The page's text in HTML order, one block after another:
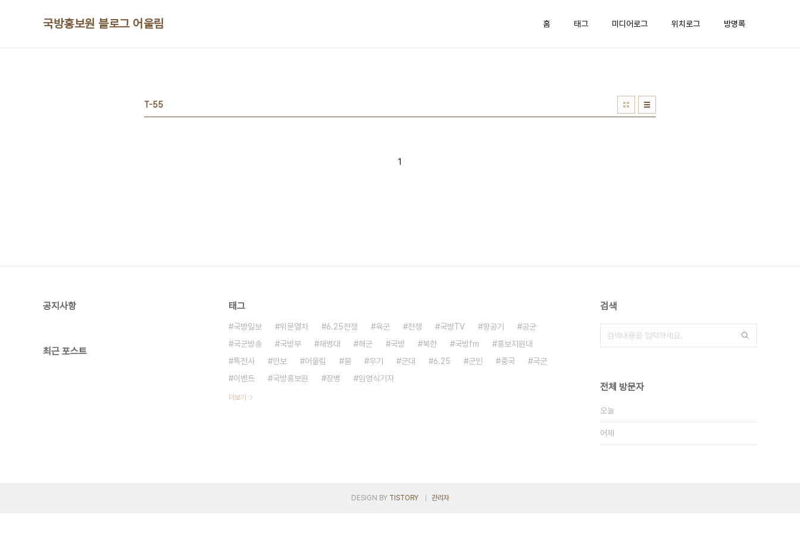
국방홍보원 블로그 어울림 홈 태그 미디어로그 위치로그 방명록
T-55
1
공지사항
최근 포스트
태그
국방일보 위문열차 6.25전쟁 육군 전쟁 국방TV 항공기
공군
국군방송
국방부 해병대 해군 국방 북한 국방fm
홍보지원대
특전사
안보 어울림 붐 무기 군대 6.25 군인 중국
국군
이벤트
국방홍보원 장병 임영식기자
더보기
검색
전체 방문자
오늘
어제
DESIGN BY TISTORY 관리자